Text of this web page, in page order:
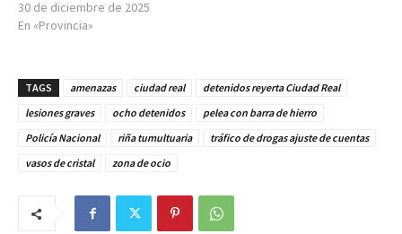
30 de diciembre de 2025
En «Provincia»
TAGS amenazas ciudad real
detenidos reyerta Ciudad Real
lesiones graves
ocho detenidos
pelea con barra de hierro
Policía Nacional
riña tumultuaria
tráfico de drogas ajuste de cuentas
vasos de cristal
zona de ocio